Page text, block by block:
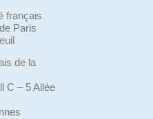
français
Paris
de la
C – 5 Allée